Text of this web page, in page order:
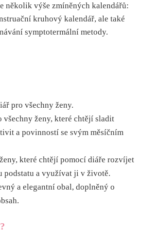
několik výše zmíněných kalendářů:
kruhový kalendář, ale také
symptotermální metody.
pro všechny ženy.
všechny ženy, které chtějí sladit
a povinností se svým měsíčním
které chtějí pomocí diáře rozvíjet
podstatu a využívat ji v životě.
a elegantní obal, doplněný o